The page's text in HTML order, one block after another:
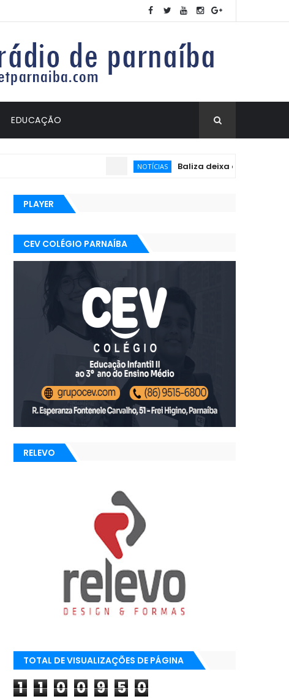
EDUCAÇÃO
NOTÍCIAS Baliza deixa de ser exigida
PLAYER
CEV COLÉGIO PARNAÍBA
RELEVO
TOTAL DE VISUALIZAÇÕES DE PÁGINA
1 1 0 0 9 5 0